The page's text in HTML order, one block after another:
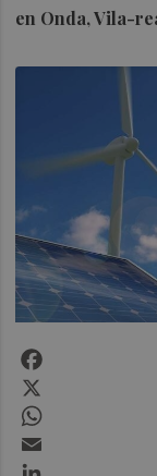
en Onda, Vila-